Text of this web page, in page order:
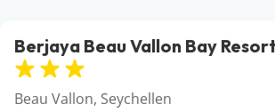
Berjaya Beau Vallon Bay
Beau Vallon, Seychellen